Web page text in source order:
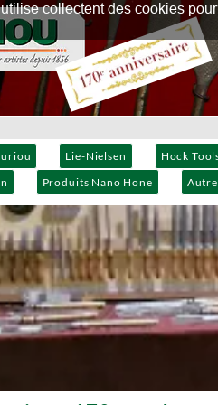
Lie-Nielsen Hock
Produits Nano Hone
collectent des cookies